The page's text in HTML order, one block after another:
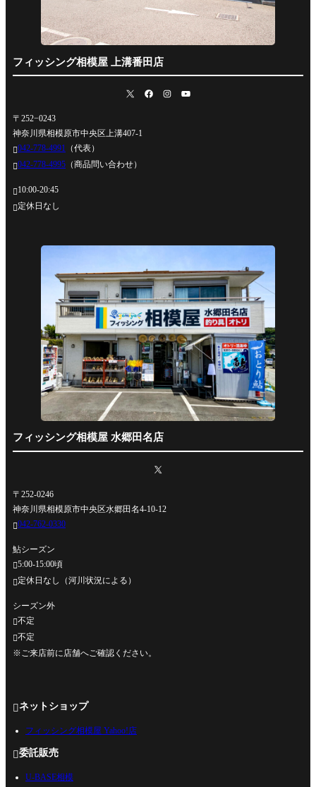
フィッシング相模屋 上溝番田店
〒252−0243
神奈川県相模原市中央区上溝407-1
042-778-4991 （代表）
042-778-4995 （商品問い合わせ）
10:00-20:45
定休日なし
フィッシング相模屋 水郷田名店
〒252-0246
神奈川県相模原市中央区水郷田名4-10-12
042-762-0330
鮎シーズン
5:00-15:00頃
定休日なし（河川状況による）
シーズン外
不定
不定
※ご来店前に店舗へご確認ください。
ネットショップ
フィッシング相模屋 Yahoo!店
委託販売
U-BASE相模